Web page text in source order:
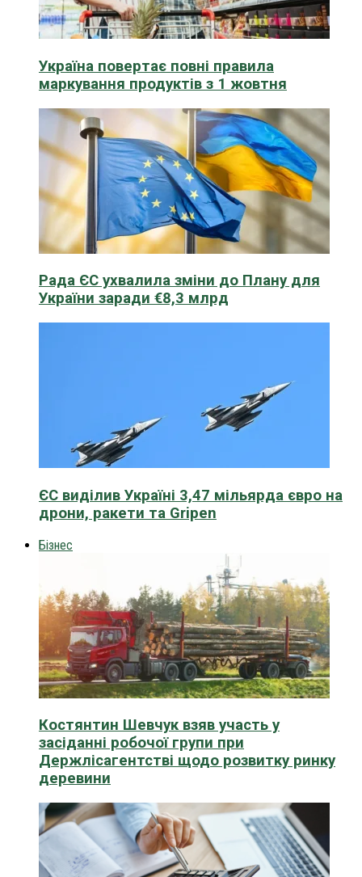
Україна повертає повні правила
маркування продуктів з 1 жовтня
Рада ЄС ухвалила зміни до Плану для
України заради €8,3 млрд
ЄС виділив Україні 3,47 мільярда євро на
дрони, ракети та Gripen
Бізнес
Костянтин Шевчук взяв участь у
засіданні робочої групи при
Держлісагентстві щодо розвитку ринку
деревини